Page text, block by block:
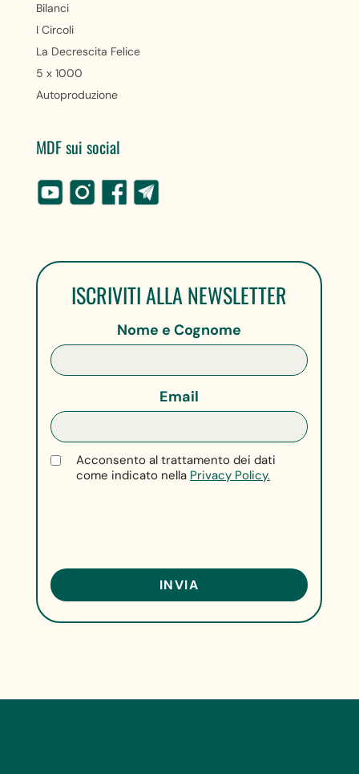
Bilanci
I Circoli
La Decrescita Felice
5 x 1000
Autoproduzione
MDF sui social
ISCRIVITI ALLA NEWSLETTER
Nome e Cognome
Email
Acconsento al trattamento dei dati
come indicato nella Privacy Policy.